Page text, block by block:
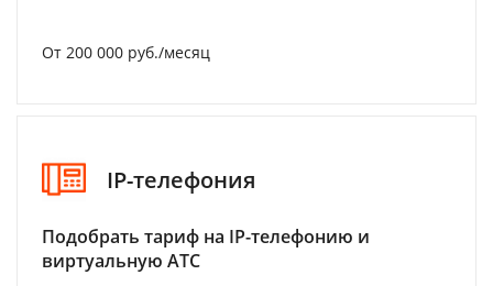
От 200 000 руб./месяц
IP-телефония
Подобрать тариф на IP-телефонию и
виртуальную АТС